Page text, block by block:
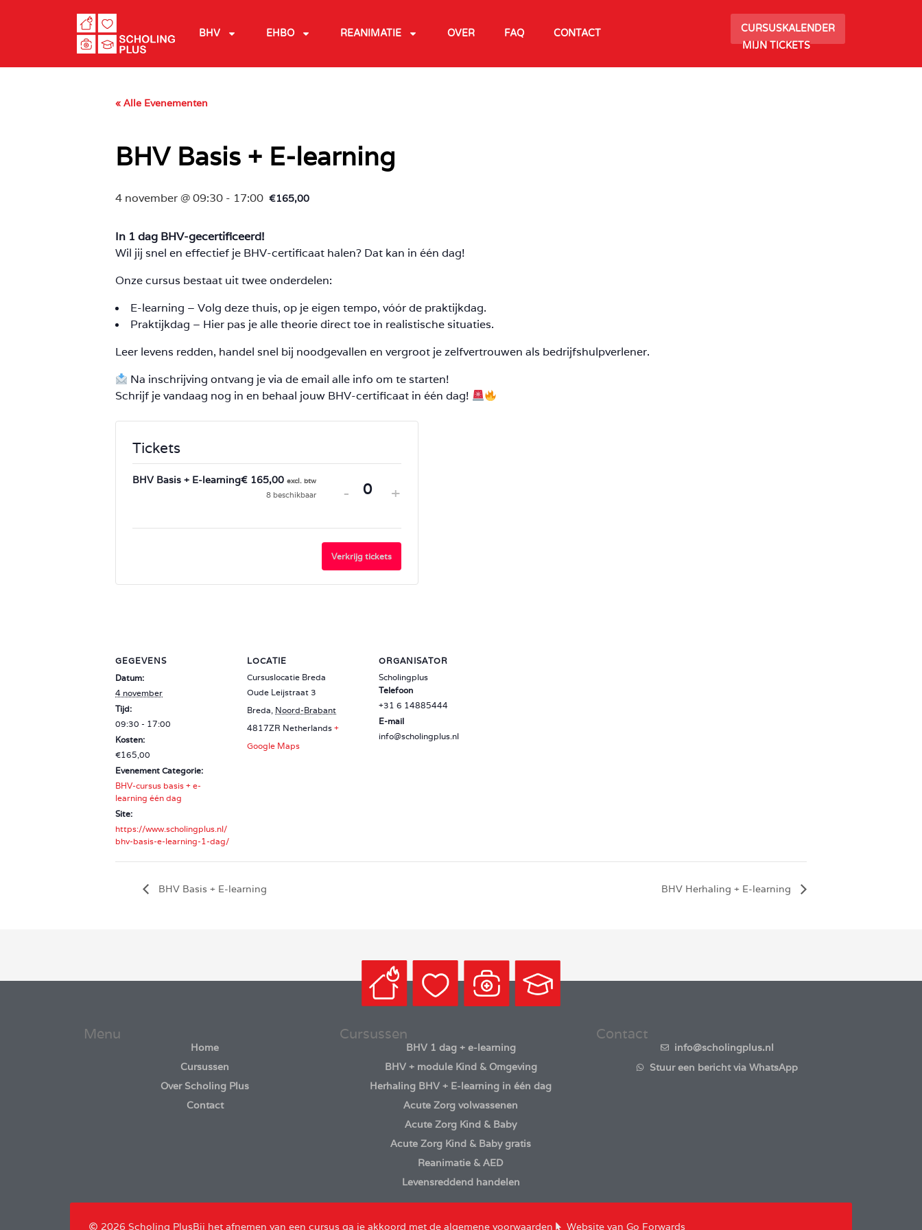
BHV EHBO REANIMATIE OVER FAQ CONTACT
CURSUSKALENDER
MIJN TICKETS
« Alle Evenementen
BHV Basis + E-learning
4 november @ 09:30 - 17:00 €165,00
In 1 dag BHV-gecertificeerd!
Wil jij snel en effectief je BHV-certificaat halen? Dat kan in één dag!
Onze cursus bestaat uit twee onderdelen:
E-learning – Volg deze thuis, op je eigen tempo, vóór de praktijkdag.
Praktijkdag – Hier pas je alle theorie direct toe in realistische situaties.
Leer levens redden, handel snel bij noodgevallen en vergroot je zelfvertrouwen als bedrijfshulpverlener.
Na inschrijving ontvang je via de email alle info om te starten!
Schrijf je vandaag nog in en behaal jouw BHV-certificaat in één dag!
GEGEVENS
Datum:
4 november
Tijd:
09:30 - 17:00
Kosten:
€165,00
Evenement Categorie:
BHV-cursus basis + e-
learning één dag
Site:
https://www.scholingplus.nl/
bhv-basis-e-learning-1-dag/
LOCATIE
Cursuslocatie Breda
Oude Leijstraat 3
Breda, Noord-Brabant
4817ZR Netherlands +
Google Maps
ORGANISATOR
Scholingplus
Telefoon
+31 6 14885444
E-mail
info@scholingplus.nl
Tickets
BHV Basis + E-learning€ 165,00
8 beschikbaar - Hoeveelheid
+
Verkrijg tickets
BHV Basis + E-learning BHV Herhaling + E-learning
Menu
Home
Cursussen
Over Scholing Plus
Contact
Cursussen
BHV 1 dag + e-learning
BHV + module Kind & Omgeving
Herhaling BHV + E-learning in één dag
Acute Zorg volwassenen
Acute Zorg Kind & Baby
Acute Zorg Kind & Baby gratis
Reanimatie & AED
Levensreddend handelen
Contact
info@scholingplus.nl
Stuur een bericht via WhatsApp
2026 Scholing PlusBij het afnemen van een cursus ga je akkoord met de algemene voorwaarden Website van Go Forwards